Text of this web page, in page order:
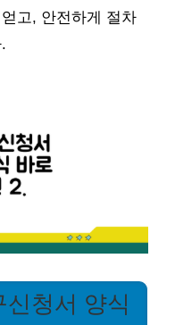
고, 안전하게 절차
청서 양식